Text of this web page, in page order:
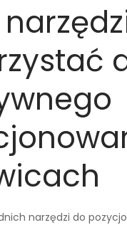
narzędzi do